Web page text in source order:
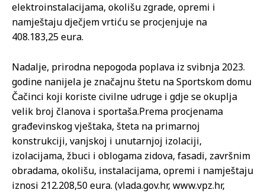
elektroinstalacijama, okolišu zgrade, opremi i
namještaju dječjem vrtiću se procjenjuje na
408.183,25 eura.
Nadalje, prirodna nepogoda poplava iz svibnja 2023.
godine nanijela je značajnu štetu na Sportskom domu
Čačinci koji koriste civilne udruge i gdje se okuplja
velik broj članova i sportaša.Prema procjenama
građevinskog vještaka, šteta na primarnoj
konstrukciji, vanjskoj i unutarnjoj izolaciji,
izolacijama, žbuci i oblogama zidova, fasadi, završnim
obradama, okolišu, instalacijama, opremi i namještaju
iznosi 212.208,50 eura. (vlada.gov.hr, www.vpz.hr,